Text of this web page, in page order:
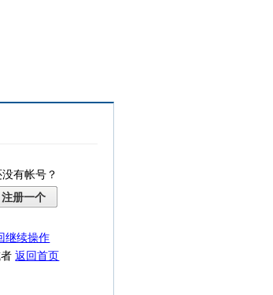
没有帐号？
注册一个
继续操作
者返回首页